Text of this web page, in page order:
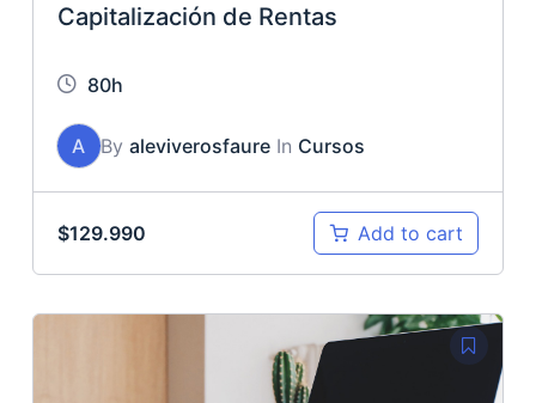
Capitalización de Rentas
80h
A By aleviverosfaureIn Cursos
$129.990 Add to cart